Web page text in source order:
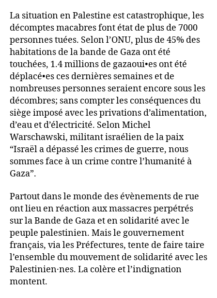
La situation en Palestine est catastrophique, les
décomptes macabres font état de plus de 7000
personnes tuées. Selon l’ONU, plus de 45% des
habitations de la bande de Gaza ont été
touchées, 1.4 millions de gazaoui•es ont été
déplacé•es ces dernières semaines et de
nombreuses personnes seraient encore sous les
décombres; sans compter les conséquences du
siège imposé avec les privations d’alimentation,
d’eau et d’électricité. Selon Michel
Warschawski, militant israélien de la paix
“Israël a dépassé les crimes de guerre, nous
sommes face à un crime contre l’humanité à
Gaza”.
Partout dans le monde des évènements de rue
ont lieu en réaction aux massacres perpétrés
sur la Bande de Gaza et en solidarité avec le
peuple palestinien. Mais le gouvernement
français, via les Préfectures, tente de faire taire
l’ensemble du mouvement de solidarité avec les
Palestinien·nes. La colère et l’indignation
montent.